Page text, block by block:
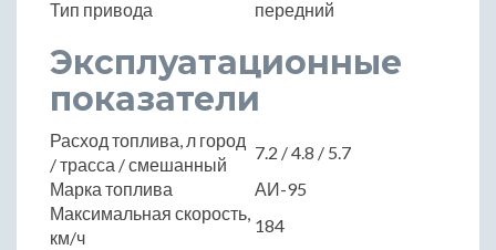
Тип привода передний
Эксплуатационные
показатели
Расход топлива, л город
/ трасса / смешанный
7.2 / 4.8 / 5.7
Марка топлива
АИ-95
Максимальная скорость,
км/ч
184